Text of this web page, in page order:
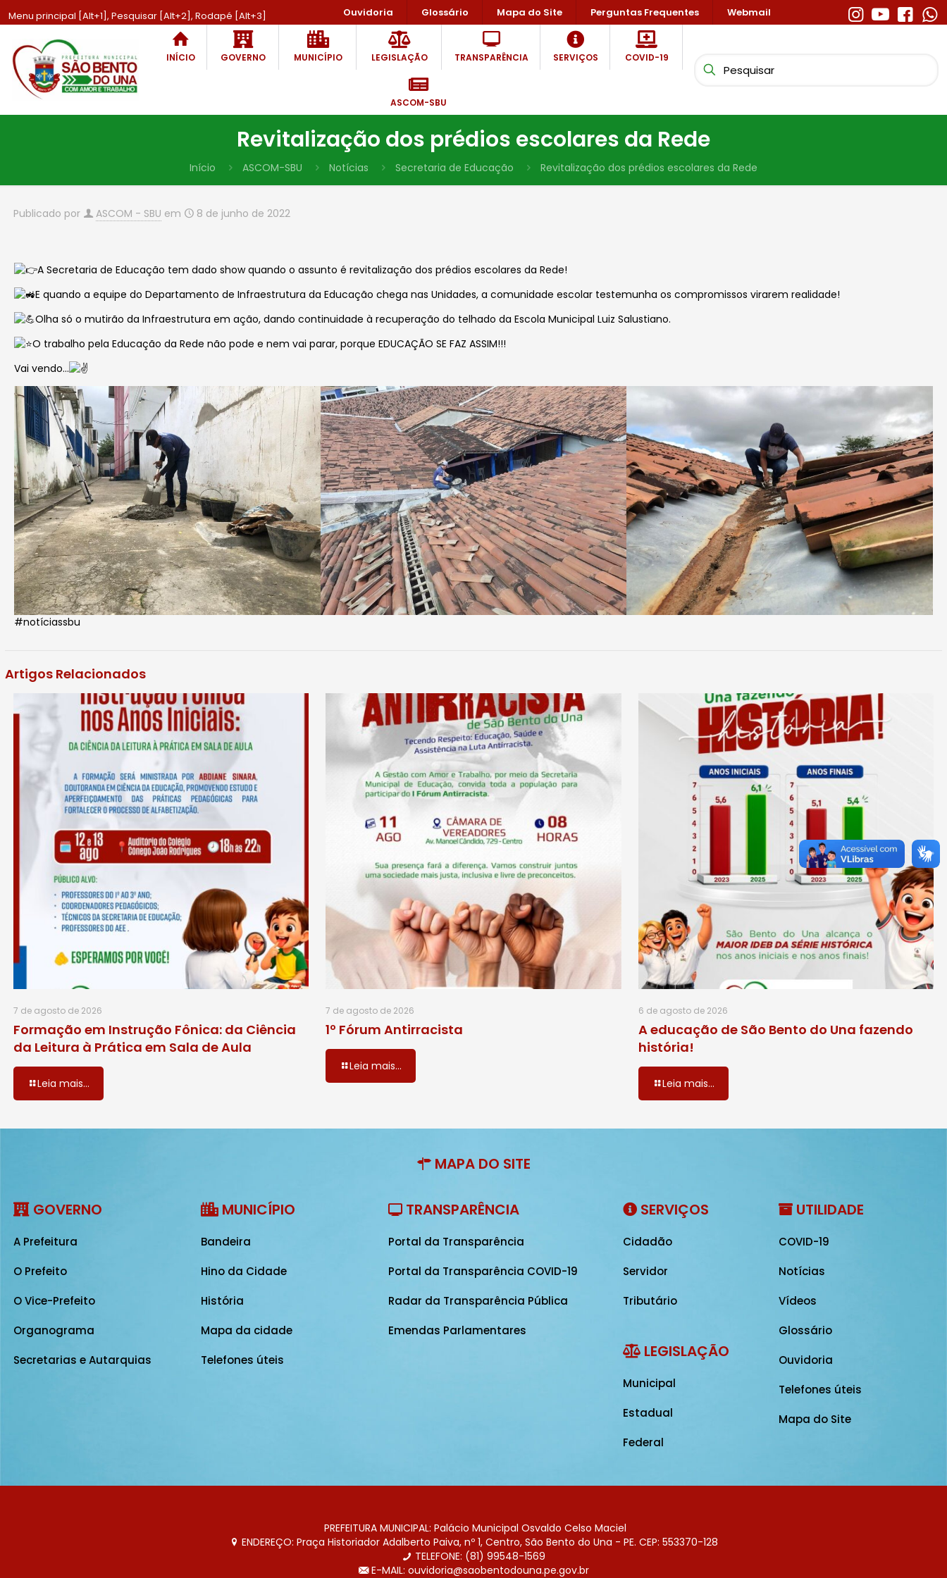
Menu principal [Alt+1], Pesquisar [Alt+2], Rodapé [Alt+3] Ouvidoria Glossário Mapa do Site Perguntas Frequentes Webmail
INÍCIO GOVERNO MUNICÍPIO LEGISLAÇÃO TRANSPARÊNCIA SERVIÇOS COVID-19
ASCOM-SBU
Revitalização dos prédios escolares da Rede
Início ASCOM-SBU Notícias Secretaria de Educação Revitalização dos prédios escolares da Rede
Publicado por ASCOM - SBU em 8 de junho de 2022
A Secretaria de Educação tem dado show quando o assunto é revitalização dos prédios escolares da Rede!
E quando a equipe do Departamento de Infraestrutura da Educação chega nas Unidades, a comunidade escolar testemunha os compromissos virarem realidade!
Olha só o mutirão da Infraestrutura em ação, dando continuidade à recuperação do telhado da Escola Municipal Luiz Salustiano.
O trabalho pela Educação da Rede não pode e nem vai parar, porque EDUCAÇÃO SE FAZ ASSIM!!!
Vai vendo…
#notíciassbu
Artigos Relacionados
7 de agosto de 2026
Formação em Instrução Fônica: da Ciência
da Leitura à Prática em Sala de Aula
Leia mais...
7 de agosto de 2026
1º Fórum Antirracista
Leia mais...
6 de agosto de 2026
A educação de São Bento do Una fazendo
história!
Leia mais...
MAPA DO SITE
GOVERNO
A Prefeitura
O Prefeito
O Vice-Prefeito
Organograma
Secretarias e Autarquias
MUNICÍPIO
Bandeira
Hino da Cidade
História
Mapa da cidade
Telefones úteis
TRANSPARÊNCIA
Portal da Transparência
Portal da Transparência COVID-19
Radar da Transparência Pública
Emendas Parlamentares
SERVIÇOS
Cidadão
Servidor
Tributário
LEGISLAÇÃO
Municipal
Estadual
Federal
UTILIDADE
COVID-19
Notícias
Vídeos
Glossário
Ouvidoria
Telefones úteis
Mapa do Site
PREFEITURA MUNICIPAL: Palácio Municipal Osvaldo Celso Maciel
ENDEREÇO: Praça Historiador Adalberto Paiva, nº 1, Centro, São Bento do Una - PE. CEP: 553370-128
TELEFONE: (81) 99548-1569
E-MAIL: ouvidoria@saobentodouna.pe.gov.br